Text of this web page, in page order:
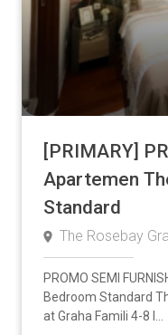
[PRIMARY]
Apartemen
Standard
The Rosebay
PROMO SEMI
Bedroom Standard
at Graha Famili 4-8 l...